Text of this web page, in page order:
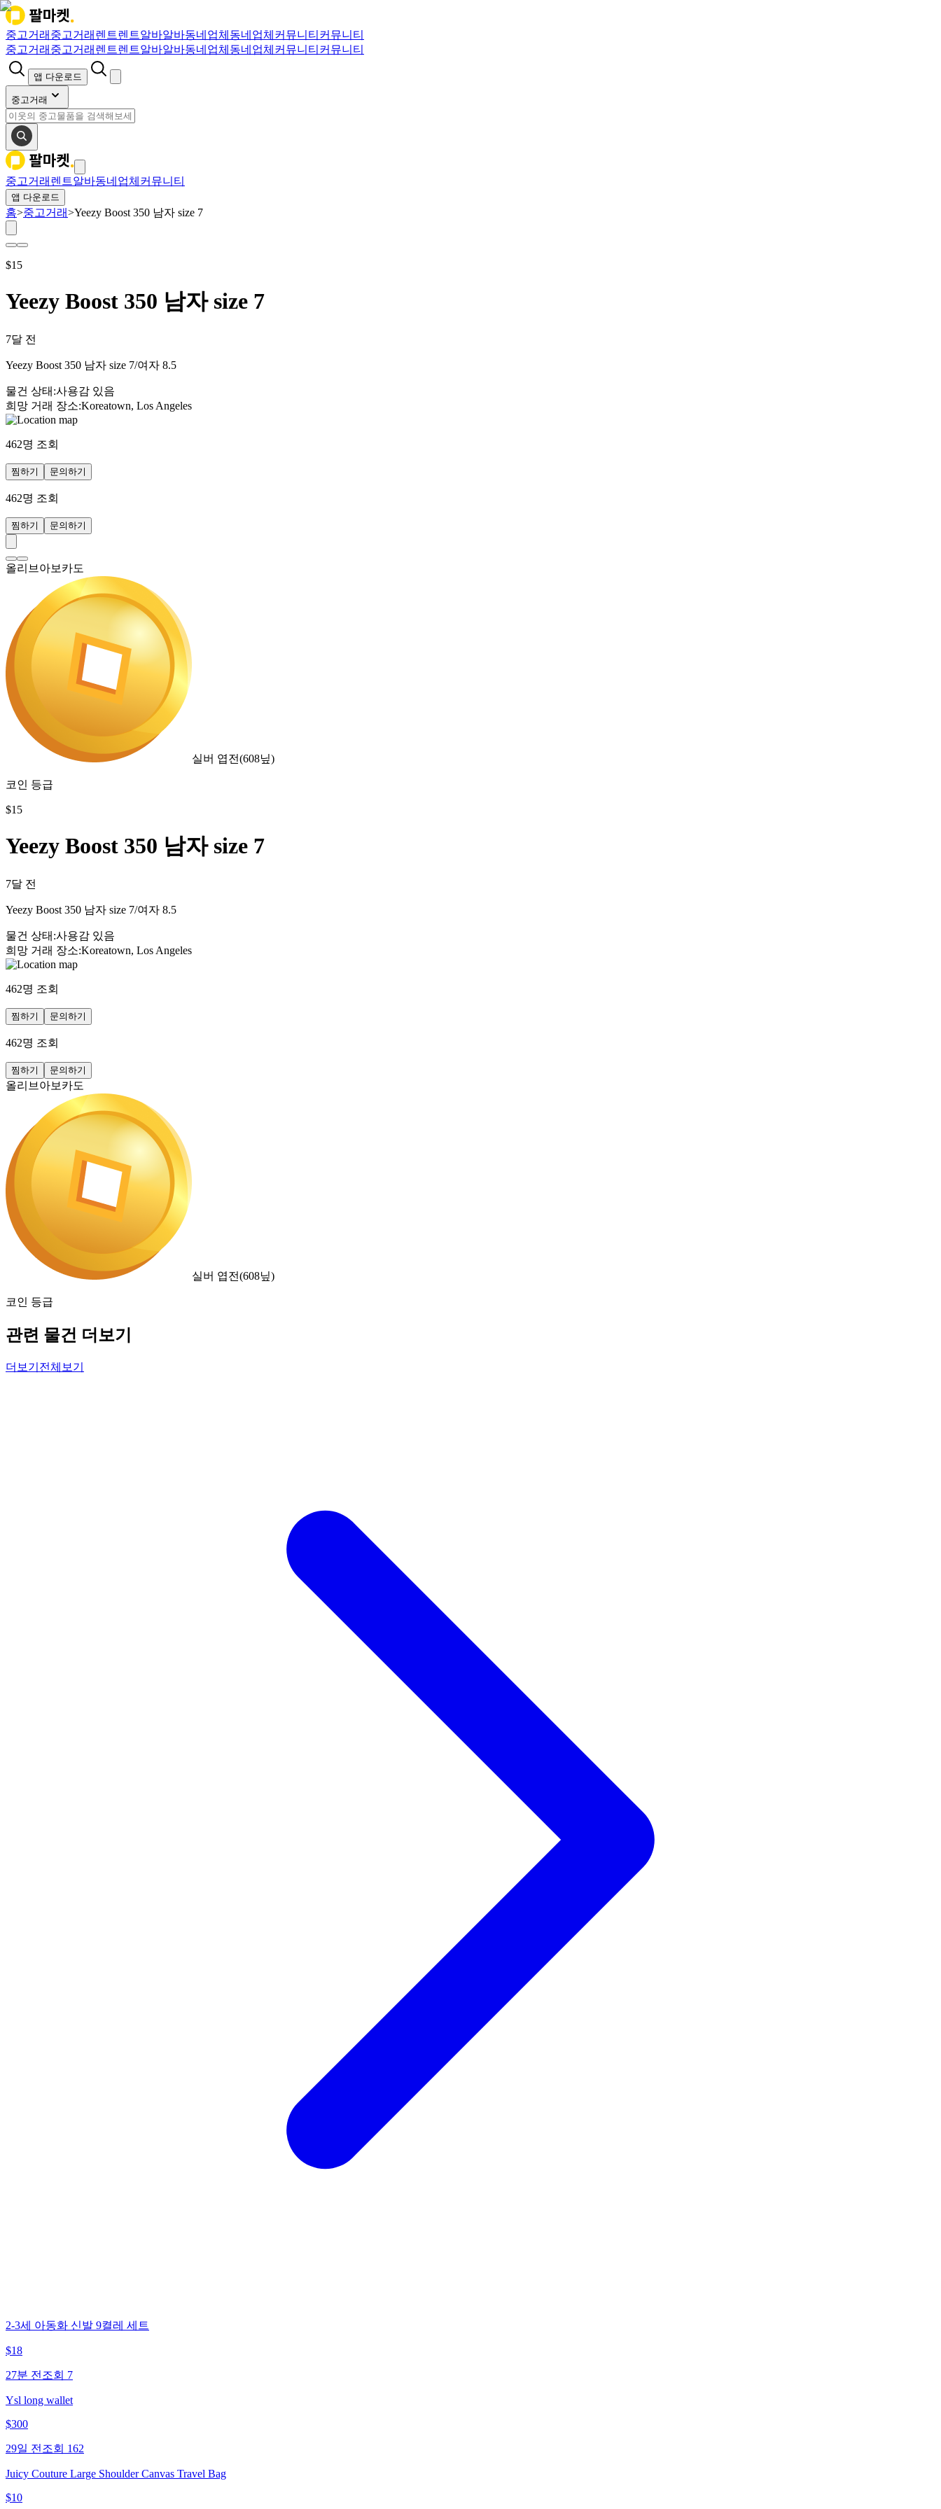
중고거래 중고거래 렌트렌트알바알바동네업체 동네업체 커뮤니티 커뮤니티
중고거래 중고거래 렌트렌트알바알바동네업체 동네업체 커뮤니티 커뮤니티
앱 다운로드
중고거래
중고거래 렌트알바동네업체 커뮤니티
앱 다운로드
홈>중고거래>Yeezy Boost 350 남자 size 7
$15
Yeezy Boost 350 남자 size 7
7달 전
Yeezy Boost 350 남자 size 7/여자 8.5
물건 상태 :사용감 있음
희망 거래 장소:Koreatown, Los Angeles
462명 조회
찜하기 문의하기
462명 조회
찜하기 문의하기
올리브아보카도
실버 엽전(608닢)
코인 등급
$15
Yeezy Boost 350 남자 size 7
7달 전
Yeezy Boost 350 남자 size 7/여자 8.5
물건 상태 :사용감 있음
희망 거래 장소:Koreatown, Los Angeles
462명 조회
찜하기 문의하기
462명 조회
찜하기 문의하기
올리브아보카도
실버 엽전(608닢)
코인 등급
관련 물건 더보기
더보기 전체보기
2-3세 아동화 신발 9켤레 세트
$18
27분 전 조회 7
Ysl long wallet
$300
29일 전 조회 162
Juicy Couture Large Shoulder Canvas Travel Bag
$10